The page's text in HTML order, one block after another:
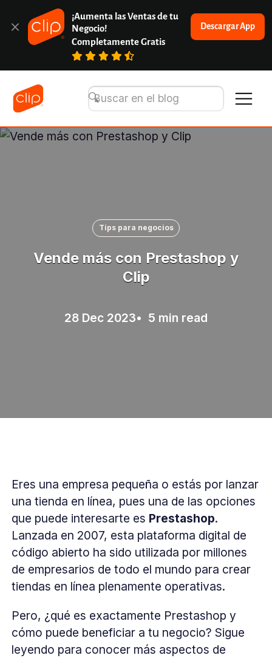
¡Aumenta las Ventas de tu
Negocio!
Completamente Gratis
Descargar App
Tips para negocios
Vende más con Prestashop y
Clip
28 Dec 2023• 5 min read
Eres una empresa pequeña o estás por lanzar
una tienda en línea, pues una de las opciones
que puede interesarte es Prestashop.
Lanzada en 2007, esta plataforma digital de
código abierto ha sido utilizada por millones
de empresarios de todo el mundo para crear
tiendas en línea plenamente operativas.
Pero, ¿qué es exactamente Prestashop y
cómo puede beneficiar a tu negocio? Sigue
leyendo para conocer más aspectos de